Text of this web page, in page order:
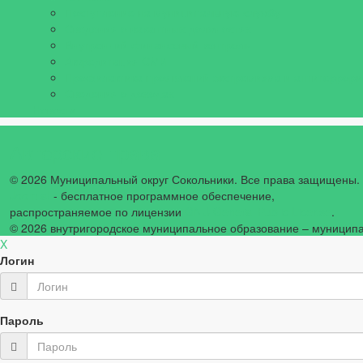
© 2026 Муниципальный округ Сокольники. Все права защищены.
- бесплатное программное обеспечение,
распространяемое по лицензии
.
© 2026 внутригородское муниципальное образование –
X
Логин
Пароль